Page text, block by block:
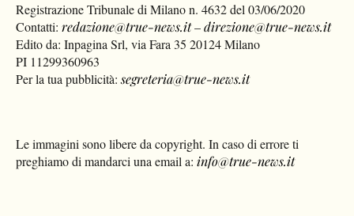
Registrazione Tribunale di Milano n. 4632 del 03/06/2020
Contatti:redazione@true-news.it–direzione@true-news.it
Edito da: Inpagina Srl, via Fara 35 20124 Milano
PI 11299360963
Per la tua pubblicità:segreteria@true-news.it
Le immagini sono libere da copyright. In caso di errore ti
preghiamo di mandarci una email a: info@true-news.it